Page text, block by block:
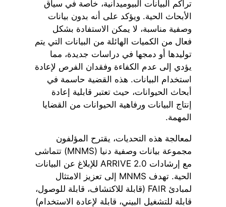
تراكم البيانات البيوميدانية، خاصة في سياق
الأبحاث الحية. ويؤكد على أنه بدون بيانات
وصفية مناسبة، لا يمكن الاستفادة بشكل
فعال من الكميات الهائلة من البيانات التي يتم
توليدها أو دمجها في دراسات جديدة، مما
يؤدي إلى عدم الكفاءة وفقدان الفرص لإعادة
استخدام البيانات. هذه القضية حاسمة في
أبحاث الحيوانات، حيث تعتبر قابلية إعادة
إنتاج البيانات ورفاهية الحيوانات من القضايا
المهمة.
لمعالجة هذه التحديات، يقترح المؤلفون
مجموعة بيانات وصفية دنيا (MNMS) تتماشى
مع إرشادات ARRIVE 2.0 للإبلاغ عن البيانات
الحية. تهدف MNMS إلى تعزيز الامتثال
لمبادئ FAIR (قابلة للاكتشاف، قابلة للوصول،
قابلة للتشغيل البيني، قابلة لإعادة الاستخدام)